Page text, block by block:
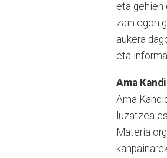
eta gehien
zain egon
aukera
eta
Ama
Ama
luzatzea
Materia